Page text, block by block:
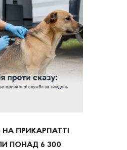
ПРИКАРПАТТІ
ПОНАД 6 300